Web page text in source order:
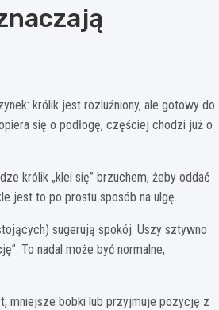
królik jest rozluźniony, ale gotowy do
się o podłogę, częściej chodzi już o
królik „klei się” brzuchem, żeby oddać
jest to po prostu sposób na ulgę.
sugerują spokój. Uszy sztywno
To nadal może być normalne,
mniejsze bobki lub przyjmuje pozycję z